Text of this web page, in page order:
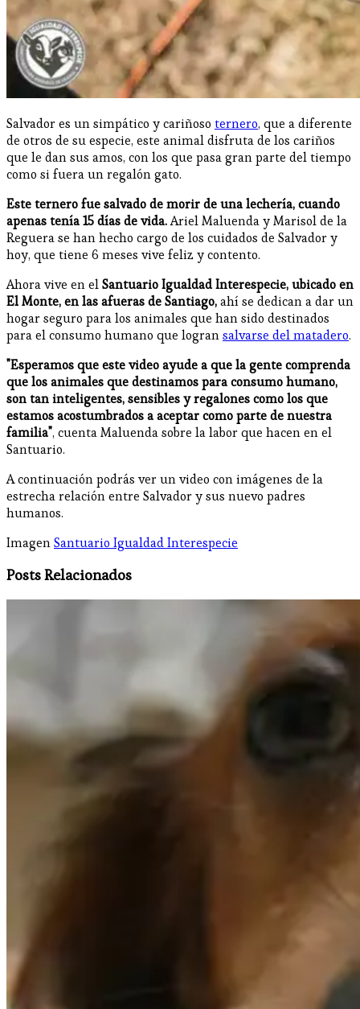
Salvador es un simpático y cariñoso ternero, que a diferente
de otros de su especie, este animal disfruta de los cariños
que le dan sus amos, con los que pasa gran parte del tiempo
como si fuera un regalón gato.
Este ternero fue salvado de morir de una lechería, cuando
apenas tenía 15 días de vida.Ariel Maluenda y Marisol de la
Reguera se han hecho cargo de los cuidados de Salvador y
hoy, que tiene 6 meses vive feliz y contento.
Ahora vive en elSantuario Igualdad Interespecie, ubicado en
El Monte, en las afueras de Santiago,ahí se dedican a dar un
hogar seguro para los animales que han sido destinados
para el consumo humano que logransalvarse del matadero.
"Esperamos que este video ayude a que la gente comprenda
que los animales que destinamos para consumo humano,
son tan inteligentes, sensibles y regalones como los que
estamos acostumbrados a aceptar como parte de nuestra
familia", cuenta Maluenda sobre la labor que hacen en el
Santuario.
A continuación podrás ver un video con imágenes de la
estrecha relación entre Salvador y sus nuevo padres
humanos.
ImagenSantuario Igualdad Interespecie
Posts Relacionados